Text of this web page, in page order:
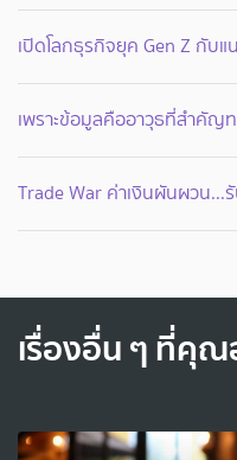
เปิดโลกธุรกิจยุค Gen Z กับ
เพราะข้อมูลคืออาวุธที่สำคัญ
Trade War ค่าเงินผันผวน...
เรื่องอื่น ๆ ที่คุณ